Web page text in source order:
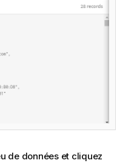
de données et cliquez